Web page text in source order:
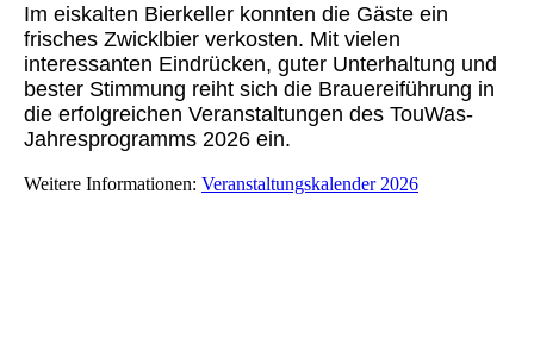
Im eiskalten Bierkeller konnten die Gäste ein
frisches Zwicklbier verkosten. Mit vielen
interessanten Eindrücken, guter Unterhaltung und
bester Stimmung reiht sich die Brauereiführung in
die erfolgreichen Veranstaltungen des TouWas-
Jahresprogramms 2026 ein.
Weitere Informationen: Veranstaltungskalender 2026